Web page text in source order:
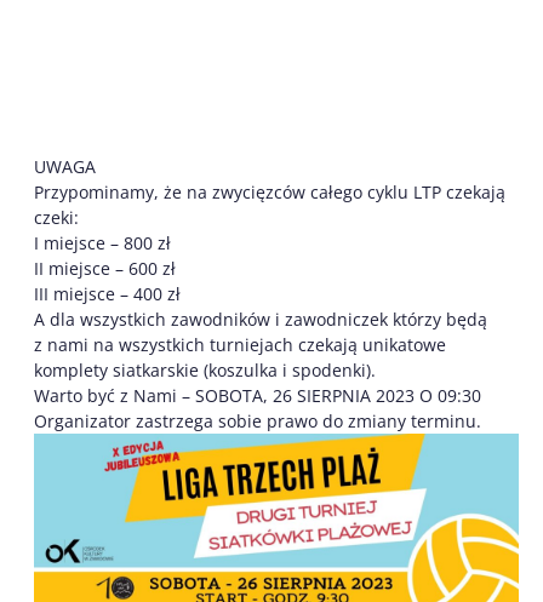
UWAGA
Przypominamy, że na zwycięzców całego cyklu LTP czekają
czeki:
I miejsce – 800 zł
II miejsce – 600 zł
III miejsce – 400 zł
A dla wszystkich zawodników i zawodniczek którzy będą
z nami na wszystkich turniejach czekają unikatowe
komplety siatkarskie (koszulka i spodenki).
Warto być z Nami – SOBOTA, 26 SIERPNIA 2023 O 09:30
Organizator zastrzega sobie prawo do zmiany terminu.